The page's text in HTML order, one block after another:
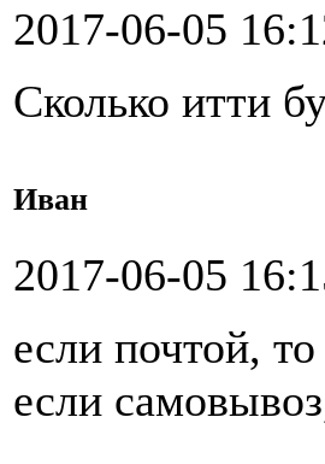
2017-06-05
Сколько итти
Иван
2017-06-05
если почтой,
если